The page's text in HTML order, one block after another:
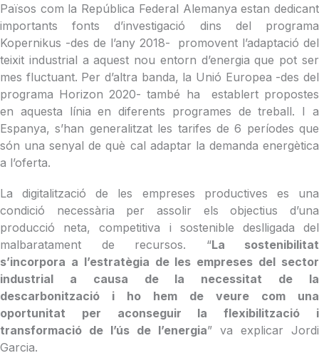
Països com la República Federal Alemanya estan dedicant
importants fonts d’investigació dins del programa
Kopernikus -des de l’any 2018- promovent l’adaptació del
teixit industrial a aquest nou entorn d’energia que pot ser
mes fluctuant. Per d’altra banda, la Unió Europea -des del
programa Horizon 2020- també ha establert propostes
en aquesta línia en diferents programes de treball. I a
Espanya, s’han generalitzat les tarifes de 6 períodes que
són una senyal de què cal adaptar la demanda energètica
a l’oferta.
La digitalització de les empreses productives es una
condició necessària per assolir els objectius d’una
producció neta, competitiva i sostenible deslligada del
malbaratament de recursos. “La sostenibilitat
s’incorpora a l’estratègia de les empreses del sector
industrial a causa de la necessitat de la
descarbonització i ho hem de veure com una
oportunitat per aconseguir la flexibilització i
transformació de l’ús de l’energia” va explicar Jordi
Garcia.